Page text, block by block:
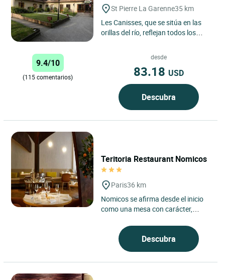
St Pierre La Garenne35 km
Les Canisses, que se sitúa en las
orillas del río, reflejan todos los
estuario del Sena....
9.4/10
(115 comentarios)
desde
83.18 USD
Descubra
Teritoria Restaurant Nomicos
Paris36 km
Nomicos se afirma desde el inicio
como una mesa con carácter,
el corazón del distrito...
Descubra